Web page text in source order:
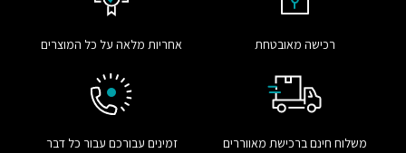
רכישה מאובטחת אחריות מלאה על כל המוצרים
משלוח חינם ברכישת מאווררים זמינים עבורכם עבור כל דבר